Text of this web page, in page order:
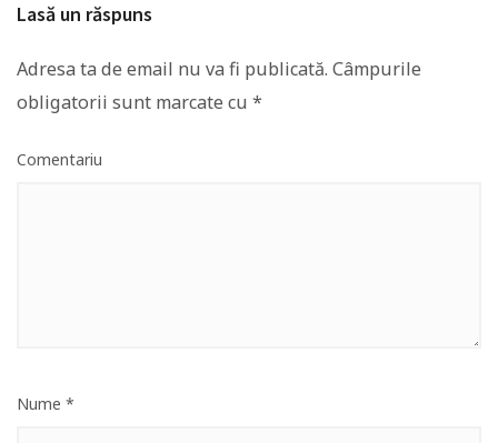
Lasă un răspuns
Adresa ta de email nu va fi publicată. Câmpurile
obligatorii sunt marcate cu *
Comentariu
Nume *